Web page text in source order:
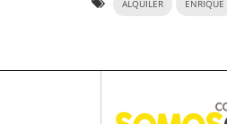
ALQUILER ENRIQUE